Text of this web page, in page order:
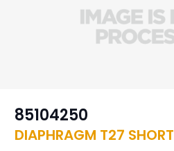
85104250
DIAPHRAGM T27 SHORT